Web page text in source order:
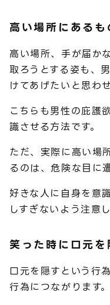
高い場所にある
高い場所、手が届か
取ろうとする姿も、
けてあげたいと思わ
こちらも男性の庇護
識させる方法です。
ただ、実際に高い場
るのは、危険な目に
好きな人に自身を意
しすぎないよう注意
笑った時に口元を
口元を隠すという行
行為につながります。